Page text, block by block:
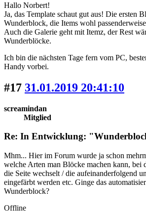
Hallo Norbert!
Ja, das Template schaut gut aus! Die ersten
Wunderblock, die Items wohl
Auch die Galerie geht mit Itemz, der Rest
Wunderblöcke.
Ich bin die nächsten Tage fern vom PC,
Handy vorbei.
#17 31.01.2019 20:41:10
screamindan
Mitglied
Re: In Entwicklung:
Mhm... Hier im Forum wurde ja schon
welche Arten man Blöcke machen kann, bei
die Seite wechselt / die aufeinanderfolgend
eingefärbt werden etc. Ginge das
Wunderblock?
Offline